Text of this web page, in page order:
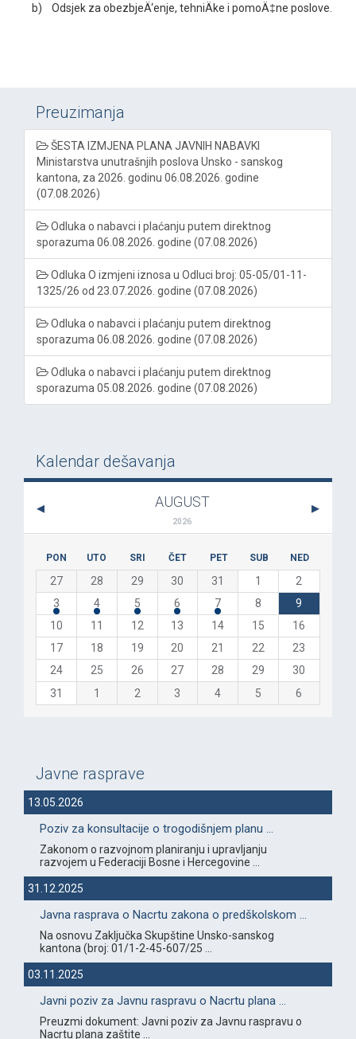
b) Odsjek za obezbjeÄ‘enje, tehniÄke i pomoÄ‡ne poslove.
Preuzimanja
ŠESTA IZMJENA PLANA JAVNIH NABAVKI
Ministarstva unutrašnjih poslova Unsko - sanskog
kantona, za 2026. godinu 06.08.2026. godine
(07.08.2026)
Odluka o nabavci i plaćanju putem direktnog
sporazuma 06.08.2026. godine (07.08.2026)
Odluka O izmjeni iznosa u Odluci broj: 05-05/01-11-
1325/26 od 23.07.2026. godine (07.08.2026)
Odluka o nabavci i plaćanju putem direktnog
sporazuma 06.08.2026. godine (07.08.2026)
Odluka o nabavci i plaćanju putem direktnog
sporazuma 05.08.2026. godine (07.08.2026)
Kalendar dešavanja
AUGUST
2026
PON UTO SRI ČET PET SUB NED
27 28 29 30 31 1
2
3
4 5 6 7 8
9
10
11 12 13 14 15
16
17
18 19 20 21 22
23
24
25 26 27 28 29
30
31
1 2 3 4 5 6
Javne rasprave
13.05.2026
Poziv za konsultacije o trogodišnjem planu ...
Zakonom o razvojnom planiranju i upravljanju
razvojem u Federaciji Bosne i Hercegovine ...
31.12.2025
Javna rasprava o Nacrtu zakona o predškolskom ...
Na osnovu Zaključka Skupštine Unsko-sanskog
kantona (broj: 01/1-2-45-607/25 ...
03.11.2025
Javni poziv za Javnu raspravu o Nacrtu plana ...
Preuzmi dokument: Javni poziv za Javnu raspravu o
Nacrtu plana zaštite ...